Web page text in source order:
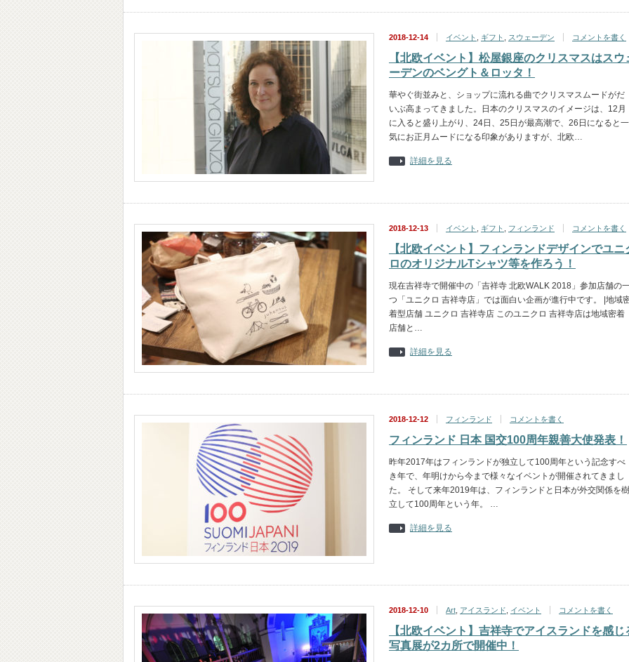
2018-12-14 イベント ギフト スウェーデン コメントを書く
【北欧イベント】松屋銀座のクリスマスはスウ
ーデンのベングト＆ロッタ！
華やぐ街並みと、ショップに流れる曲でクリスマスムードがだ
いぶ高まってきました。日本のクリスマスのイメージは、12月
に入ると盛り上がり、24日、25日が最高潮で、26日になると一
気にお正月ムードになる印象がありますが、北欧…
詳細を見る
2018-12-13 イベント ギフト フィンランド コメントを書く
【北欧イベント】フィンランドデザインでユニ
ロのオリジナルTシャツ等を作ろう！
現在吉祥寺で開催中の「吉祥寺 北欧WALK 2018」参加店舗の
つ「ユニクロ 吉祥寺店」では面白い企画が進行中です。 |地域
着型店舗 ユニクロ 吉祥寺店 このユニクロ 吉祥寺店は地域密着
店舗と…
詳細を見る
2018-12-12 フィンランド コメントを書く
フィンランド 日本 国交100周年親善大使発表！
昨年2017年はフィンランドが独立して100周年という記念すべ
き年で、年明けから今まで様々なイベントが開催されてきまし
た。 そして来年2019年は、フィンランドと日本が外交関係を樹
立して100周年という年。 …
詳細を見る
2018-12-10 Art アイスランド イベント コメントを書く
【北欧イベント】吉祥寺でアイスランドを感じ
写真展が2カ所で開催中！